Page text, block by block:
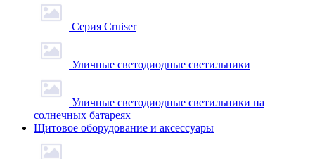
Серия Cruiser
Уличные светодиодные светильники
Уличные светодиодные светильники на
солнечных батареях
Щитовое оборудование и аксессуары